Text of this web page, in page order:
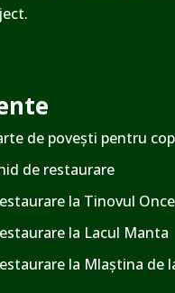
de povești pentru
de restaurare
la Tinovul
la Lacul Manta
la Mlaștina de